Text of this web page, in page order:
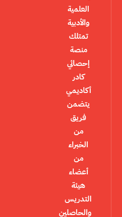
العلمية
والأدبية
تمتلك
منصة
إحصائي
كادر
أكاديمي
يتضمن
فريق
من
الخبراء
من
أعضاء
هيئة
التدريس
والحاصلين